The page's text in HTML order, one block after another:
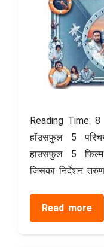
Reading Time:8
हॉउसफुल 5
हाउसफुल 5
जिसका निर्देशन
Read more